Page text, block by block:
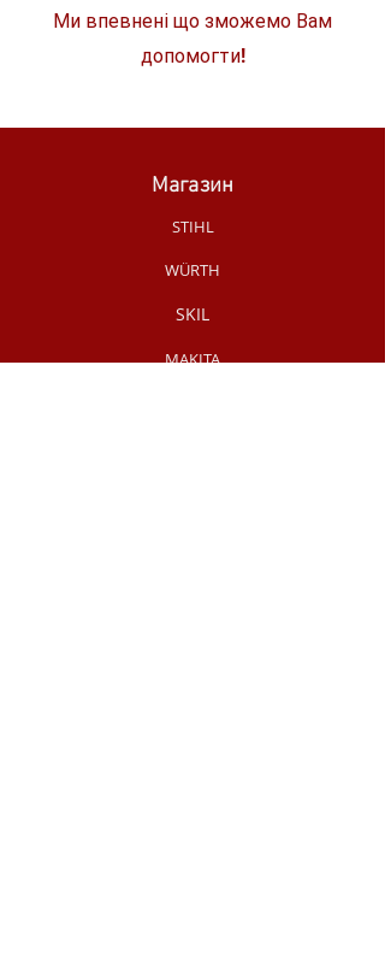
Ми впевнені що зможемо Вам
допомогти!
Магазин
STIHL
WÜRTH
SKIL
MAKITA